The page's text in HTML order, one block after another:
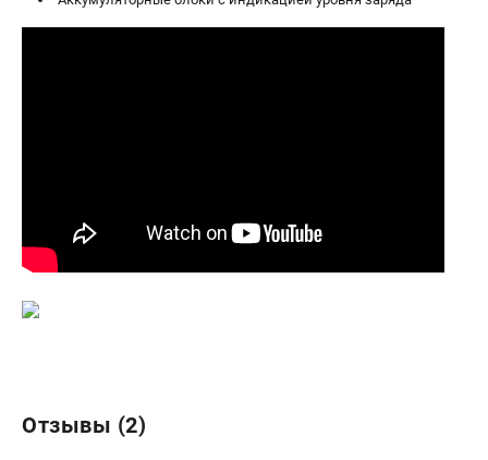
Отзывы (2)